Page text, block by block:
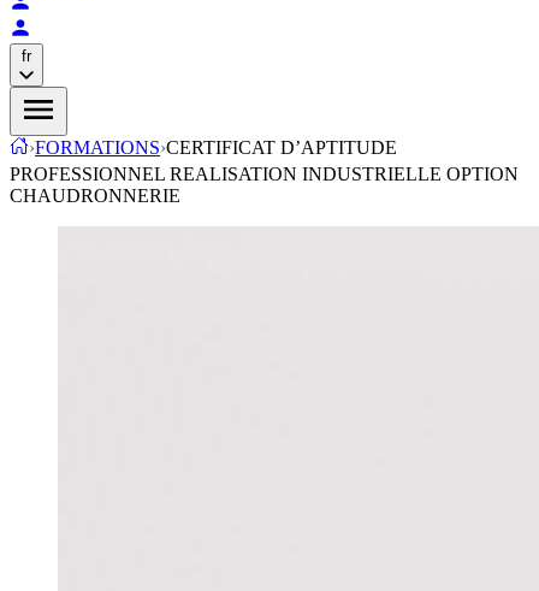
fr
›FORMATIONS›CERTIFICAT D’APTITUDE
PROFESSIONNEL REALISATION INDUSTRIELLE OPTION
CHAUDRONNERIE